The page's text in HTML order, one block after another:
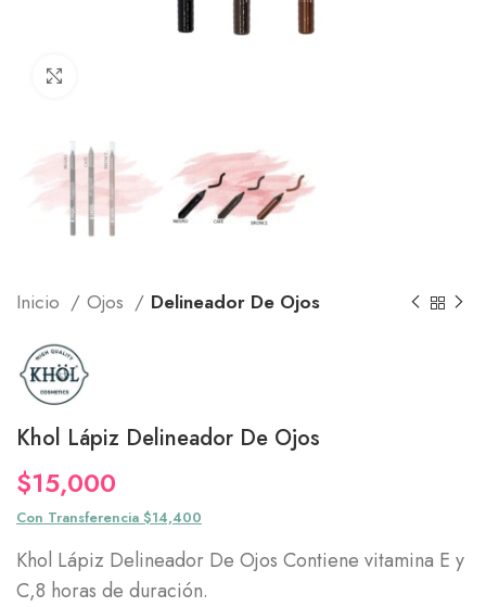
Inicio Ojos Delineador De Ojos
Khol Lápiz Delineador De Ojos
$15,000
Con Transferencia $14,400
Khol Lápiz Delineador De Ojos Contiene vitamina E y
C,8 horas de duración.